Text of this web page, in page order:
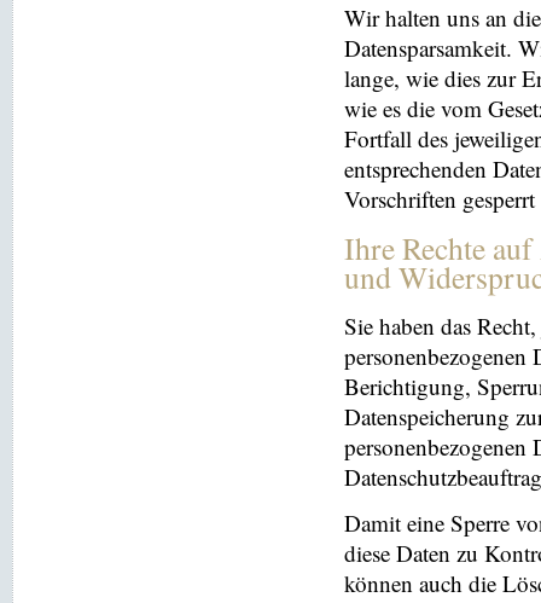
Wir halten uns an
Datensparsamkeit.
lange, wie dies zur
wie es die vom
Fortfall des
entsprechenden
Vorschriften
Ihre Rechte
und
Sie haben das
personenbezogenen
Berichtigung,
Datenspeicherung
personenbezogenen
Damit eine Sperre
diese Daten zu
können auch die